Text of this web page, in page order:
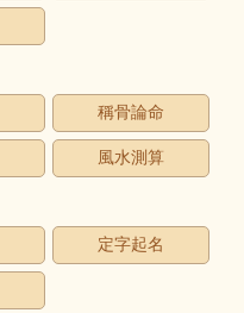
稱骨論命
風水測算
定字起名